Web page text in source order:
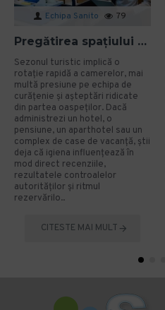
Echipa Sanito 79
Pregătirea spațiului pentru sezonul turistic: cum eviți problemele de igienă?
Sezonul turistic implică o
rotație rapidă a camerelor, mai
multă presiune pe echipa de
curățenie și așteptări ridicate
din partea oaspeților. Dacă
administrezi un hotel, o
pensiune, un aparthotel sau un
complex de case de vacanță, știi
deja că igiena influențează în
mod direct recenziile,
rezultatele controalelor
autorităților și ritmul
rezervărilo..
CITESTE MAI MULT